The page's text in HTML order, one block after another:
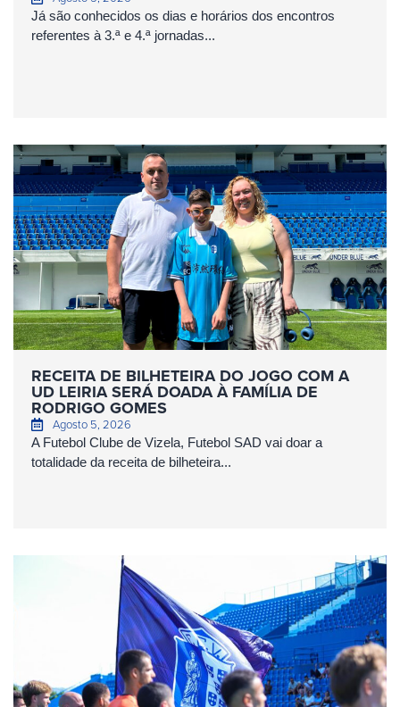
Já são conhecidos os dias e horários dos encontros
referentes à 3.ª e 4.ª jornadas...
RECEITA DE BILHETEIRA DO JOGO COM A
UD LEIRIA SERÁ DOADA À FAMÍLIA DE
RODRIGO GOMES
Agosto 5, 2026
A Futebol Clube de Vizela, Futebol SAD vai doar a
totalidade da receita de bilheteira...